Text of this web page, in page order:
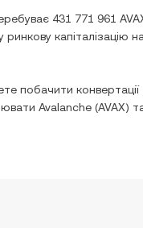
431 771 961
капіталізацію
побачити конвертації
Avalanche (AVAX)